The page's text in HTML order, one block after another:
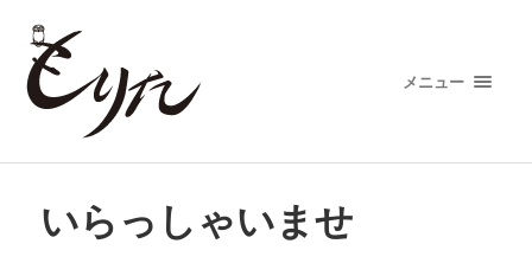
メニュー
いらっしゃいませ